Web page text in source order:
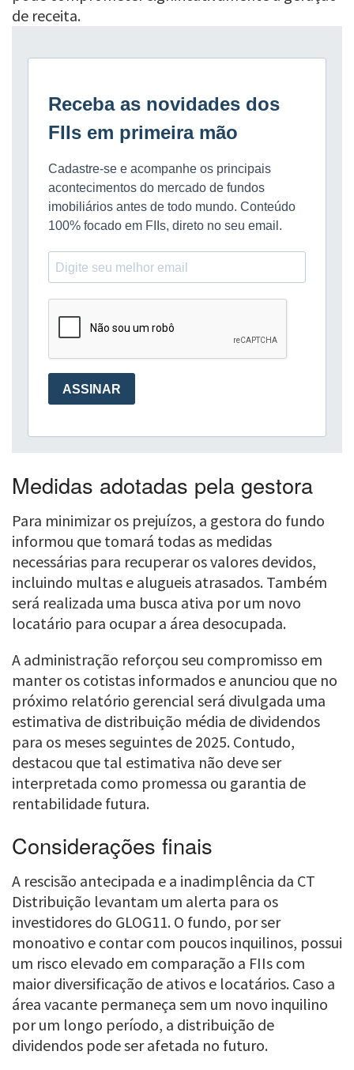
de receita.
Medidas adotadas pela gestora
Para minimizar os prejuízos, a gestora do fundo
informou que tomará todas as medidas
necessárias para recuperar os valores devidos,
incluindo multas e alugueis atrasados. Também
será realizada uma busca ativa por um novo
locatário para ocupar a área desocupada.
A administração reforçou seu compromisso em
manter os cotistas informados e anunciou que no
próximo relatório gerencial será divulgada uma
estimativa de distribuição média de dividendos
para os meses seguintes de 2025. Contudo,
destacou que tal estimativa não deve ser
interpretada como promessa ou garantia de
rentabilidade futura.
Considerações finais
A rescisão antecipada e a inadimplência da CT
Distribuição levantam um alerta para os
investidores do GLOG11. O fundo, por ser
monoativo e contar com poucos inquilinos, possui
um risco elevado em comparação a FIIs com
maior diversificação de ativos e locatários. Caso a
área vacante permaneça sem um novo inquilino
por um longo período, a distribuição de
dividendos pode ser afetada no futuro.